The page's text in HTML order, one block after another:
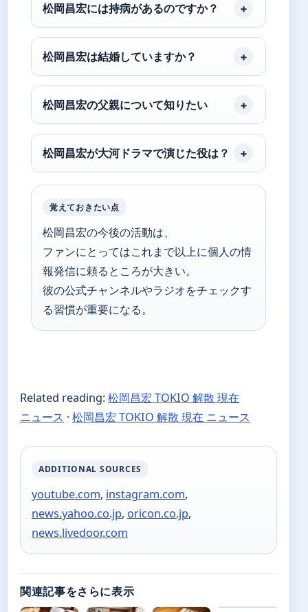
松岡昌宏には持病があるのですか？
松岡昌宏は結婚していますか？
松岡昌宏の父親について知りたい
松岡昌宏が大河ドラマで演じた役は？
覚えておきたい点
松岡昌宏の今後の活動は、
ファンにとってはこれまで以上に個人の情
報発信に頼るところが大きい。
彼の公式チャンネルやラジオをチェックす
る習慣が重要になる。
Related reading:松岡昌宏 TOKIO 解散 現在
ニュース ·松岡昌宏 TOKIO 解散 現在 ニュース
ADDITIONAL SOURCES
youtube.com, instagram.com,
news.yahoo.co.jp, oricon.co.jp,
news.livedoor.com
関連記事をさらに表示